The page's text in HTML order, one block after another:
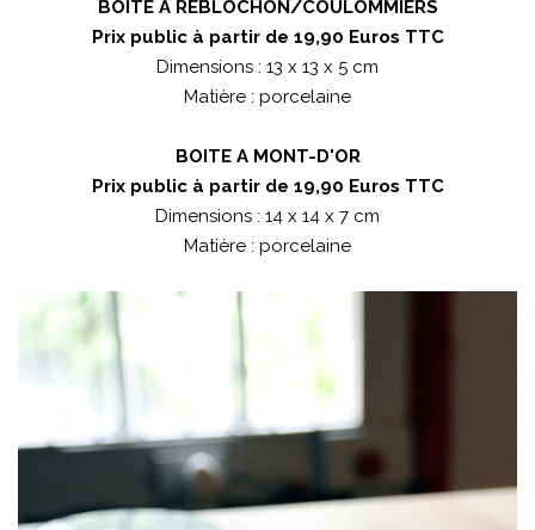
BOITE A REBLOCHON/COULOMMIERS
Prix public à partir de 19,90 Euros TTC
Dimensions : 13 x 13 x 5 cm
Matière : porcelaine
BOITE A MONT-D'OR
Prix public à partir de 19,90 Euros TTC
Dimensions : 14 x 14 x 7 cm
Matière : porcelaine